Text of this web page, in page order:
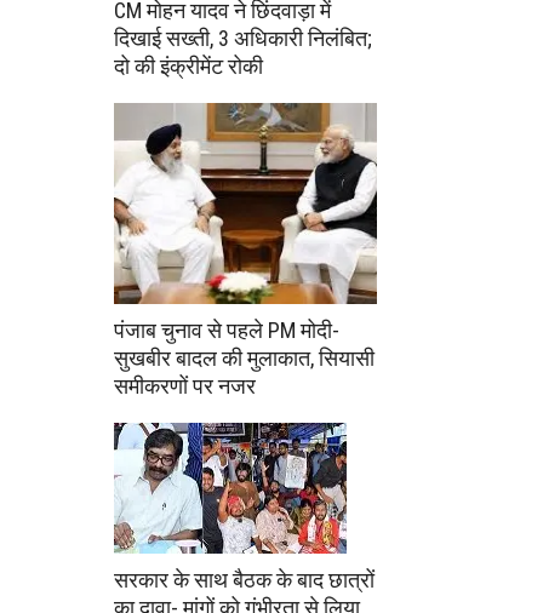
CM मोहन यादव ने छिंदवाड़ा में
दिखाई सख्ती, 3 अधिकारी निलंबित;
दो की इंक्रीमेंट रोकी
पंजाब चुनाव से पहले PM मोदी-
सुखबीर बादल की मुलाकात, सियासी
समीकरणों पर नजर
सरकार के साथ बैठक के बाद छात्रों
का दावा- मांगों को गंभीरता से लिया